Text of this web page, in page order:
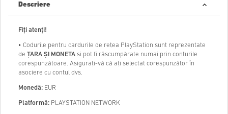
Descriere
Fiţi atenți!
• Codurile pentru cardurile de rețea PlayStation sunt reprezentate
de ȚARA ȘI MONETA și pot fi răscumpărate numai prin conturile
corespunzătoare. Asigurați-vă că ați selectat corespunzător în
asociere cu contul dvs.
Monedă: EUR
Platformă: PLAYSTATION NETWORK